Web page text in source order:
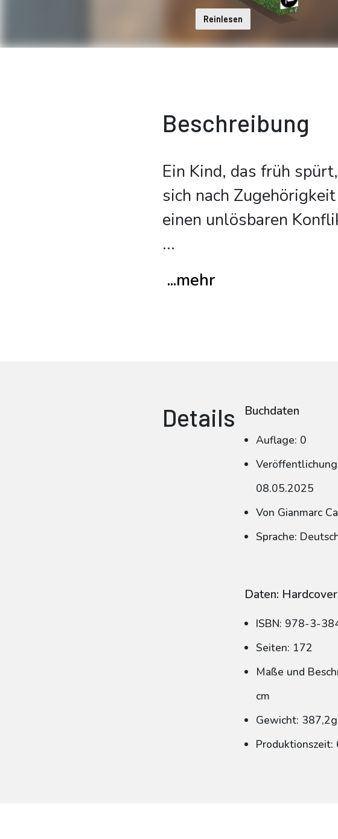
Reinlesen
Beschreibung
Ein Kind, das früh
sich nach
einen unlösbaren
...
...mehr
Details Buchdaten
Auflage: 0
08.05.2025
Von Gianmarc
Sprache:
Daten: Hardcover
ISBN: 978-3-
Seiten: 172
Maße und
cm
Gewicht: 387,2g